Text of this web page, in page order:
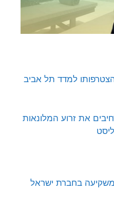
למדד תל אביב
את זרוע המלונאות
בחברת ישראל